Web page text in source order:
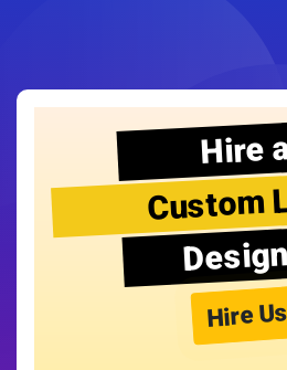
Hire
Custom
Hire Us